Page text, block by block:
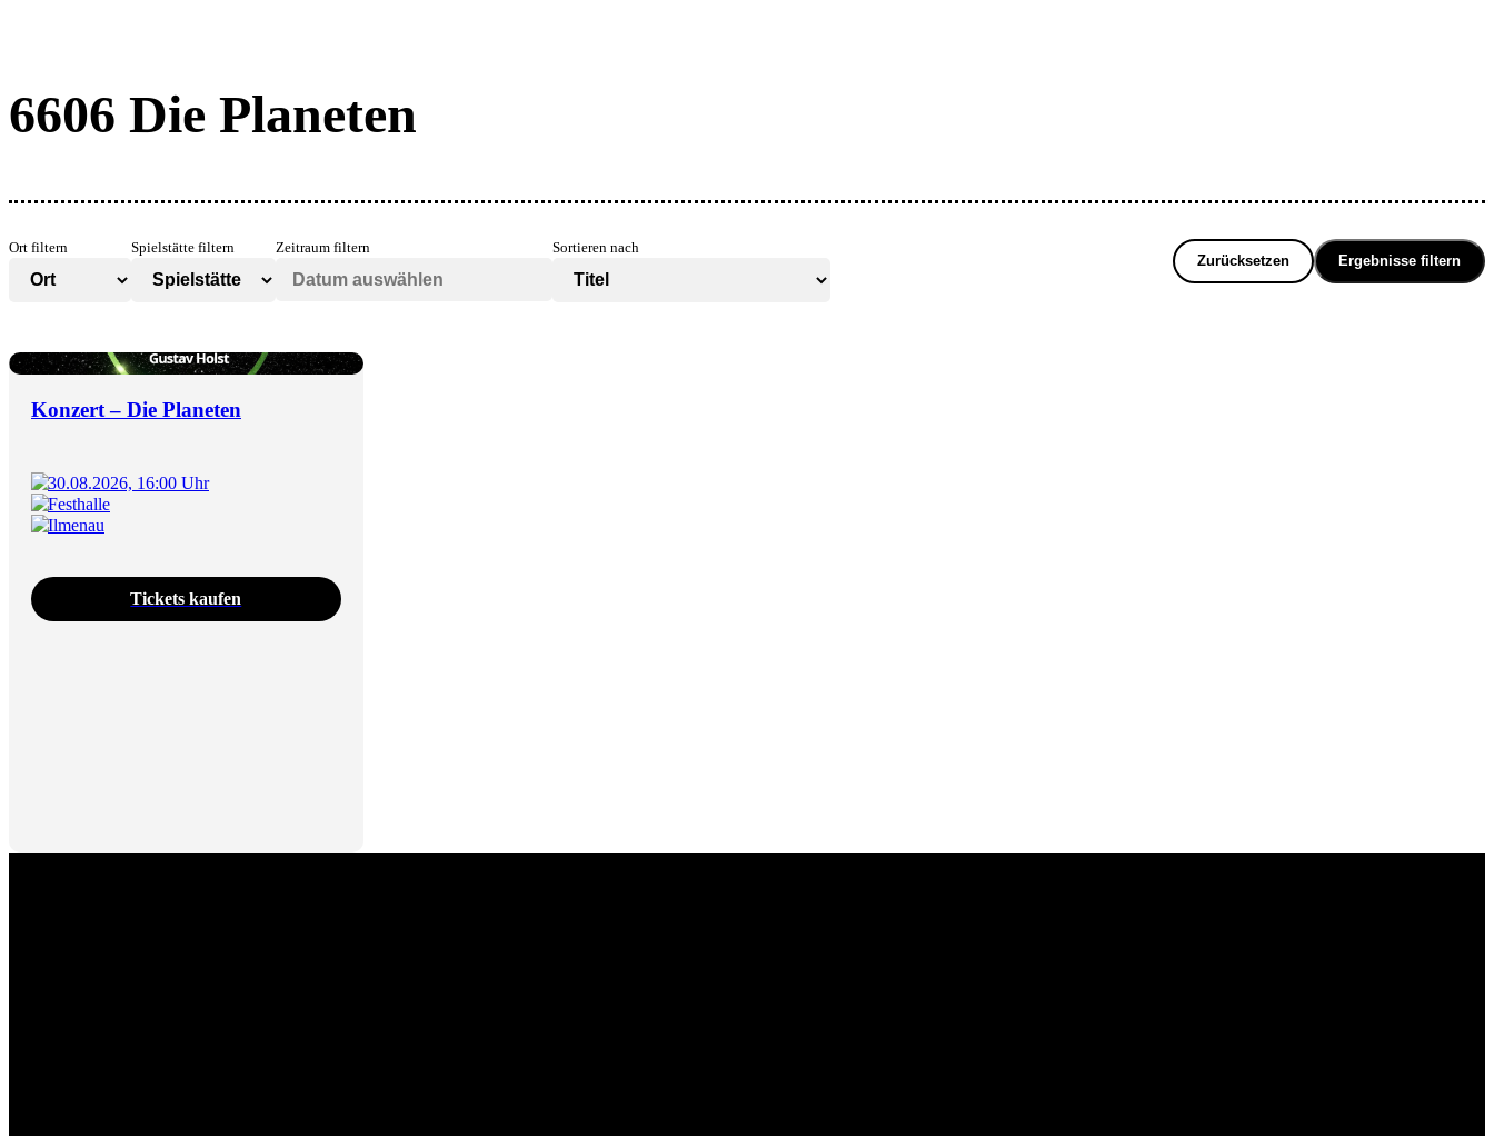
6606 Die Planeten
Ort filtern Spielstätte filtern Zeitraum filtern Sortieren nach
Zurücksetzen Ergebnisse filtern
Konzert – Die Planeten
30.08.2026, 16:00 Uhr
Festhalle
Ilmenau
Tickets kaufen